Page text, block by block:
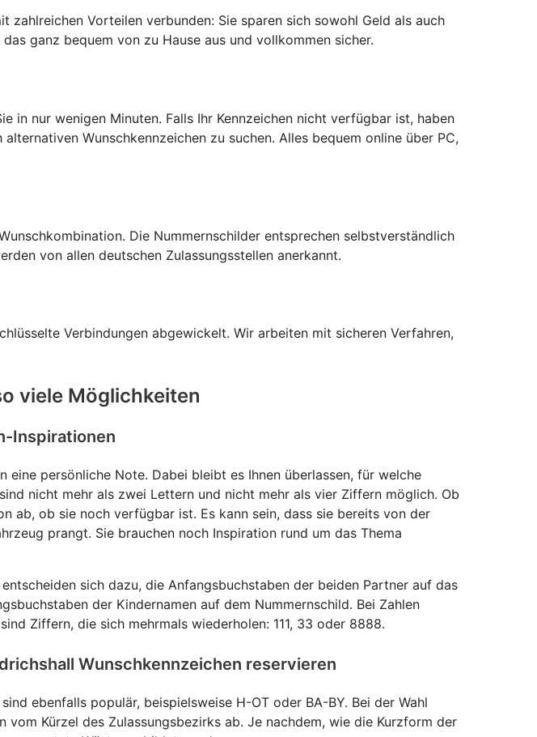
zahlreichen Vorteilen verbunden: Sie sparen sich sowohl Geld als auch
ganz bequem von zu Hause aus und vollkommen sicher.
in nur wenigen Minuten. Falls Ihr Kennzeichen nicht verfügbar ist, haben
Wunschkennzeichen zu suchen. Alles bequem online über PC,
Die Nummernschilder entsprechen selbstverständlich
von allen deutschen Zulassungsstellen anerkannt.
Verbindungen abgewickelt. Wir arbeiten mit sicheren Verfahren,
viele Möglichkeiten
Inspirationen
eine persönliche Note. Dabei bleibt es Ihnen überlassen, für welche
nicht mehr als zwei Lettern und nicht mehr als vier Ziffern möglich. Ob
ab, ob sie noch verfügbar ist. Es kann sein, dass sie bereits von der
prangt. Sie brauchen noch Inspiration rund um das Thema
sich dazu, die Anfangsbuchstaben der beiden Partner auf das
der Kindernamen auf dem Nummernschild. Bei Zahlen
Ziffern, die sich mehrmals wiederholen: 111, 33 oder 8888.
Wunschkennzeichen reservieren
ebenfalls populär, beispielsweise H-OT oder BA-BY. Bei der Wahl
Kürzel des Zulassungsbezirks ab. Je nachdem, wie die Kurzform der